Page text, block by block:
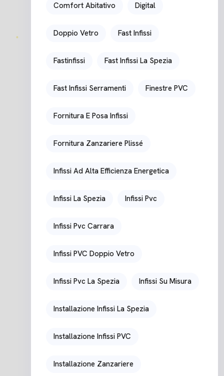
Comfort Abitativo Digital
Doppio Vetro Fast Infissi
Fastinfissi Fast Infissi La Spezia
Fast Infissi Serramenti Finestre PVC
Fornitura E Posa Infissi
Fornitura Zanzariere Plissé
Infissi Ad Alta Efficienza Energetica
Infissi La Spezia Infissi Pvc
Infissi Pvc Carrara
Infissi PVC Doppio Vetro
Infissi Pvc La Spezia Infissi Su Misura
Installazione Infissi La Spezia
Installazione Infissi PVC
Installazione Zanzariere